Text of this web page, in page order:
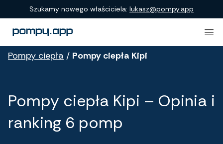
Porównanie produktów
Szukamy nowego właściciela: lukasz@pompy.app
Pompy ciepła / Pompy ciepła Kipi
Pompy ciepła Kipi – Opinia i
ranking 6 pomp